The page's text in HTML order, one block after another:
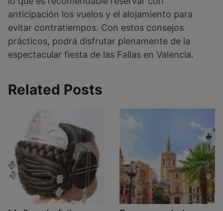
anticipación los vuelos y el alojamiento para
evitar contratiempos. Con estos consejos
prácticos, podrá disfrutar plenamente de la
espectacular fiesta de las Fallas en Valencia.
Related Posts